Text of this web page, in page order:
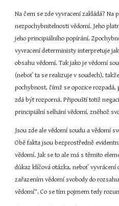
Na čem se zde vyvracení zakládá?
nezpochybnitelnosti vědomí. Jeho
jeho principiálního popírání.
vyvracení deterministy interpretuje
obsahu vědomí. Tak jako je vědomí
(neboť ta se realizuje v soudech),
pochybnost, čímž se opozice rozpadá,
zdá být rozporná. Připouští totiž
principiální selhání vědomí, zněhož
Jsou zde ale vědomí soudu a vědomí
Obě fakta jsou bezprostředně
vědomí. Jak se to ale má s těmito
důkaz klíčová otázka, neboť
zařazením vědomí svobody do
vědomí“. Co se tím pojmem tedy